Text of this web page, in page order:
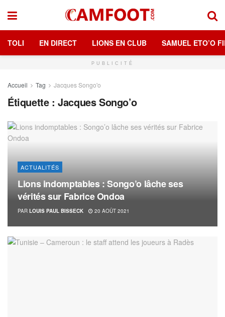
TOLI EN DIRECT LIONS EN CLUB SAMUEL ETO’O
PUBLICITÉ
Accueil Tag Jacques Songo'o
Étiquette :Jacques Songo’o
ACTUALITÉS
Lions indomptables : Songo’o lâche ses
vérités sur Fabrice Ondoa
PAR LOUIS PAUL BISSECK 20 AOÛT 2021